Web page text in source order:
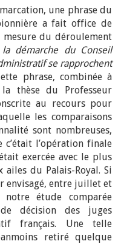
une phrase du
a fait office de
du déroulement
la démarche du Conseil
se rapprochent
phrase, combinée à
thèse du Professeur
au recours pour
les comparaisons
sont nombreuses,
l’opération finale
exercée avec le plus
ailes du Palais-Royal. Si
envisagé, entre juillet et
étude comparée
décision des juges
français. Une telle
retiré quelque